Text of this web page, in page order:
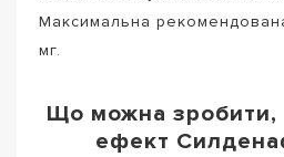
Максимальна
мг.
Що можна зробити,
ефект